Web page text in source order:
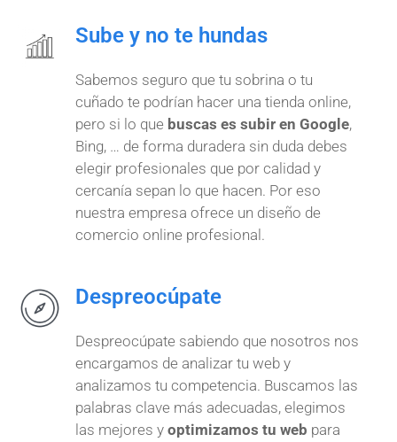
Sube y no te hundas
Sabemos seguro que tu sobrina o tu
cuñado te podrían hacer una tienda online,
pero si lo que buscas es subir en Google,
Bing, … de forma duradera sin duda debes
elegir profesionales que por calidad y
cercanía sepan lo que hacen. Por eso
nuestra empresa ofrece un diseño de
comercio online profesional.
Despreocúpate
Despreocúpate sabiendo que nosotros nos
encargamos de analizar tu web y
analizamos tu competencia. Buscamos las
palabras clave más adecuadas, elegimos
las mejores y optimizamos tu web para